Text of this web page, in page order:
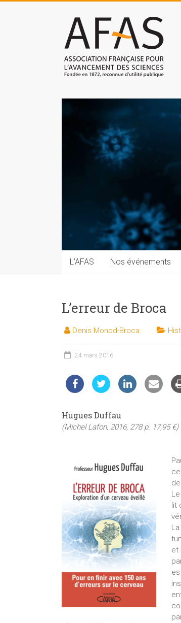
Association
française
pour
sciences
(AFAS)
techniques
du
public
L’AFAS Nos événements
L’erreur de Broca
Denis Monod-Broca
24 mars 2016
Hugues Duffau
(Michel Lafon, 2016, 278 p. 17,95 €)
lit
et